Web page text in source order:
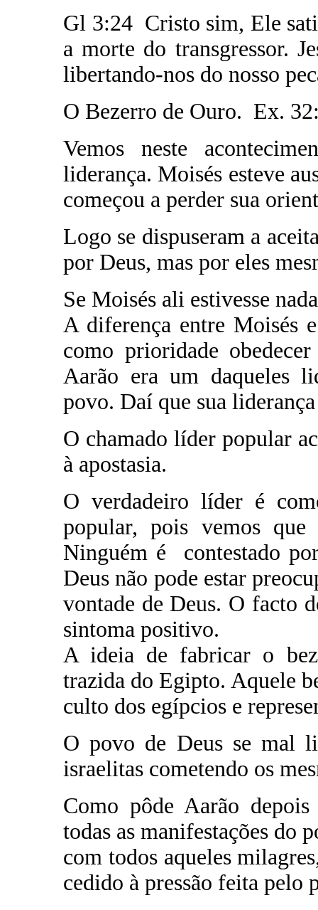
Gl 3:24 Cristo sim, Ele
a morte do transgressor.
libertando-nos do nosso
O Bezerro de Ouro. Ex.
Vemos neste
liderança. Moisés esteve
começou a perder sua
Logo se dispuseram a
por Deus, mas por eles
Se Moisés ali estivesse
A diferença entre Moisés
como prioridade
Aarão era um daqueles
povo. Daí que sua
O chamado líder popular
à apostasia.
O verdadeiro líder é
popular, pois vemos
Ninguém é contestado
Deus não pode estar
vontade de Deus. O facto
sintoma positivo.
A ideia de fabricar o
trazida do Egipto. Aquele
culto dos egípcios e
O povo de Deus se mal
israelitas cometendo os
Como pôde Aarão
todas as manifestações do
com todos aqueles
cedido à pressão feita pelo